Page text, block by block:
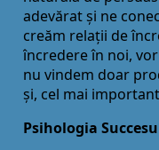
adevărat și ne
creăm relaţii de
încredere în noi,
nu vindem doar
și, cel mai
Psihologia